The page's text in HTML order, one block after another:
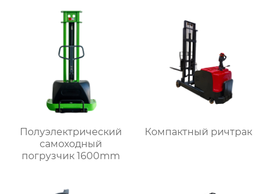
Полуэлектрический
самоходный
погрузчик 1600mm
Компактный ричтрак